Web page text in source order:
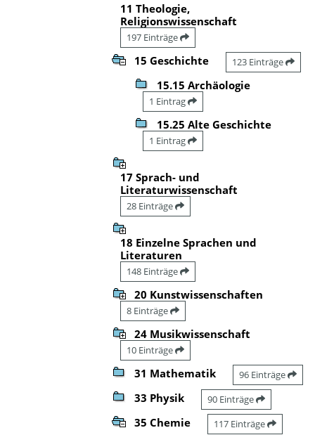
11 Theologie,
Religionswissenschaft
197 Einträge
15 Geschichte 123 Einträge
15.15 Archäologie
1 Eintrag
15.25 Alte Geschichte
1 Eintrag
17 Sprach- und
Literaturwissenschaft
28 Einträge
18 Einzelne Sprachen und
Literaturen
148 Einträge
20 Kunstwissenschaften
8 Einträge
24 Musikwissenschaft
10 Einträge
31 Mathematik 96 Einträge
33 Physik 90 Einträge
35 Chemie 117 Einträge